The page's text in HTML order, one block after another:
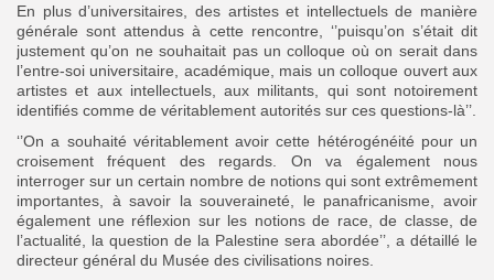
En plus d’universitaires, des artistes et intellectuels de manière
générale sont attendus à cette rencontre, ‘’puisqu’on s’était dit
justement qu’on ne souhaitait pas un colloque où on serait dans
l’entre-soi universitaire, académique, mais un colloque ouvert aux
artistes et aux intellectuels, aux militants, qui sont notoirement
identifiés comme de véritablement autorités sur ces questions-là’’.
‘’On a souhaité véritablement avoir cette hétérogénéité pour un
croisement fréquent des regards. On va également nous
interroger sur un certain nombre de notions qui sont extrêmement
importantes, à savoir la souveraineté, le panafricanisme, avoir
également une réflexion sur les notions de race, de classe, de
l’actualité, la question de la Palestine sera abordée’’, a détaillé le
directeur général du Musée des civilisations noires.